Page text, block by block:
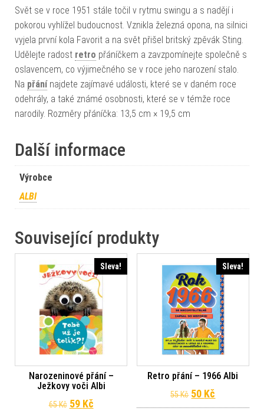
Svět se v roce 1951 stále točil v rytmu swingu a s nadějí i
pokorou vyhlížel budoucnost. Vznikla železná opona, na silnici
vyjela první kola Favorit a na svět přišel britský zpěvák Sting.
Udělejte radost retro přáníčkem a zavzpomínejte společně s
oslavencem, co výjimečného se v roce jeho narození stalo.
Na přánínajdete zajímavé události, které se v daném roce
odehrály, a také známé osobnosti, které se v témže roce
narodily. Rozměry přáníčka: 13,5 cm × 19,5 cm
Další informace
Výrobce
ALBI
Související produkty
Sleva!
Narozeninové přání –
Ježkovy voči Albi
65Kč Původní cena byla: 65 Kč.
59 KčAktuální cena je: 59 Kč.
Sleva!
Retro přání – 1966 Albi
55Kč Původní cena
50 Kč